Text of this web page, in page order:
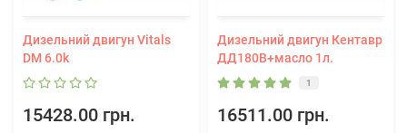
Дизельний двигун Vitals
DM 6.0k
15428.00 грн.
Дизельний двигун Кентавр
ДД180В+масло 1л.
1
16511.00 грн.